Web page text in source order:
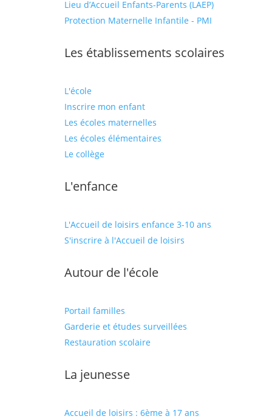
Lieu d’Accueil Enfants-Parents (LAEP)
Protection Maternelle Infantile - PMI
Les établissements scolaires
L'école
Inscrire mon enfant
Les écoles maternelles
Les écoles élémentaires
Le collège
L'enfance
L'Accueil de loisirs enfance 3-10 ans
S'inscrire à l'Accueil de loisirs
Autour de l'école
Portail familles
Garderie et études surveillées
Restauration scolaire
La jeunesse
Accueil de loisirs : 6ème à 17 ans